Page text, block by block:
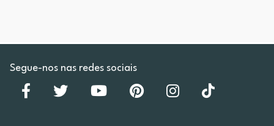
Segue-nos nas redes sociais